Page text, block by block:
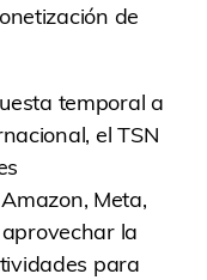
de
temporal a
el TSN
Meta,
la
para